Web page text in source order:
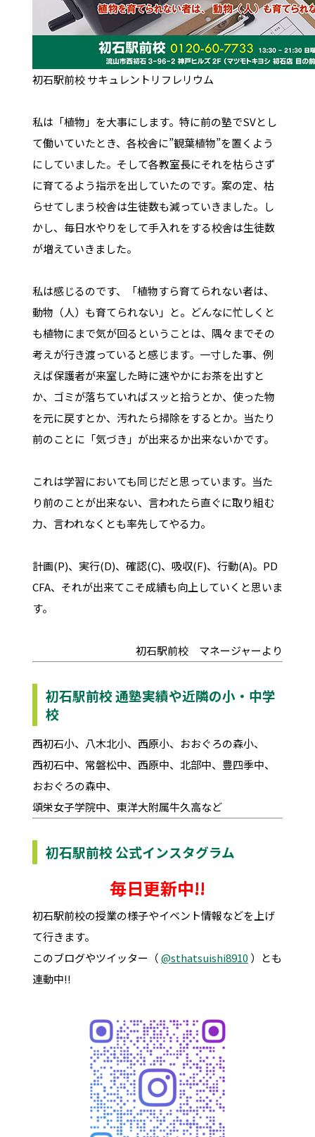
初石駅前校 サキュレントリフレリウム
私は「植物」を大事にします。特に前の塾でSVとし
て働いていたとき、各校舎に”観葉植物”を置くよう
にしていました。そして各教室長にそれを枯らさず
に育てるよう指示を出していたのです。案の定、枯
らせてしまう校舎は生徒数も減っていきました。し
かし、毎日水やりをして手入れをする校舎は生徒数
が増えていきました。
私は感じるのです、「植物すら育てられない者は、
動物（人）も育てられない」と。どんなに忙しくと
も植物にまで気が回るということは、隅々までその
考えが行き渡っていると感じます。一寸した事、例
えば保護者が来室した時に速やかにお茶を出すと
か、ゴミが落ちていればスッと拾うとか、使った物
を元に戻すとか、汚れたら掃除をするとか。当たり
前のことに「気づき」が出来るか出来ないかです。
これは学習においても同じだと思っています。当た
り前のことが出来ない、言われたら直ぐに取り組む
力、言われなくとも率先してやる力。
計画(P)、実行(D)、確認(C)、吸収(F)、行動(A)。PD
CFA、それが出来てこそ成績も向上していくと思いま
す。
初石駅前校 マネージャーより
初石駅前校 通塾実績や近隣の小・中学
校
西初石小、八木北小、西原小、おおぐろの森小、
西初石中、常磐松中、西原中、北部中、豊四季中、
おおぐろの森中、
頌栄女子学院中、東洋大附属牛久高など
初石駅前校 公式インスタグラム
毎日更新中!!
初石駅前校の授業の様子やイベント情報などを上げ
て行きます。
このブログやツイッター（@sthatsuishi8910 ）とも
連動中!!